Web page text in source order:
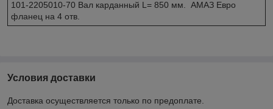
101-2205010-70 Вал карданный L= 850 мм. АМАЗ Евро
фланец на 4 отв.
Условия доставки
Доставка осуществляется только по предоплате.